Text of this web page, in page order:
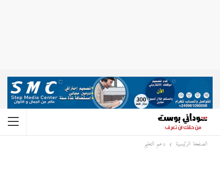
الصفحة الرئيسية دعم التعليم